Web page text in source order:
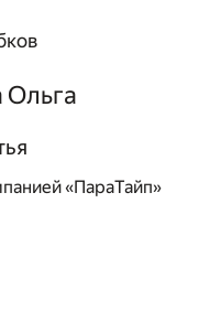
Ольга
«ПараТайп»